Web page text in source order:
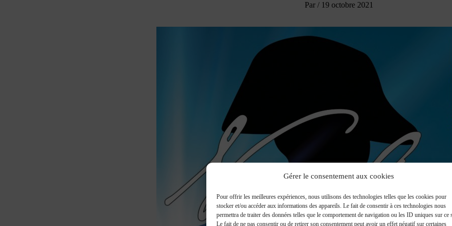
Gérer le consentement aux cookies
Pour offrir les meilleures expériences, nous utilisons des technologies telles que les cookies pour
stocker et/ou accéder aux informations des appareils. Le fait de consentir à ces technologies nous
permettra de traiter des données telles que le comportement de navigation ou les ID uniques sur ce
Le fait de ne pas consentir ou de retirer son consentement peut avoir un effet négatif sur certaines
Par / 19 octobre 2021